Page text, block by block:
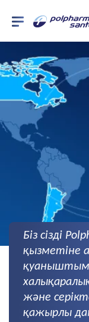
Біз сізді
қызметіне
және
қажырлы